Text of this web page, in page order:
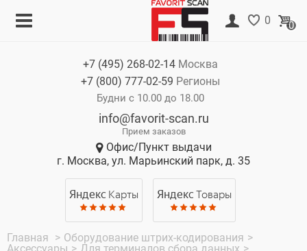
0 0
+7 (495) 268-02-14 Москва
+7 (800) 777-02-59 Регионы
Будни с 10.00 до 18.00
info@favorit-scan.ru
Прием заказов
Офис/Пункт выдачи
г. Москва, ул. Марьинский парк, д. 35
Яндекс Карты Яндекс Товары
Главная > Оборудование штрих-кодирования >
Корзина
Нет товаров